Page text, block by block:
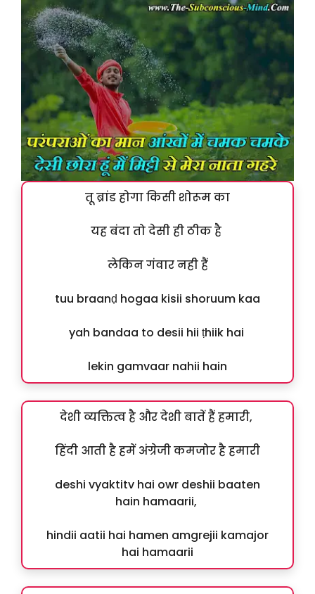
तू ब्रांड होगा किसी शोरूम का
यह बंदा तो देसी ही ठीक है
लेकिन गंवार नही हैं
tuu braanḍ hogaa kisii shoruum kaa
yah bandaa to desii hii ṭhiik hai
lekin gamvaar nahii hain
देशी व्यक्तित्व है और देशी बातें हैं हमारी,
हिंदी आती है हमें अंग्रेजी कमजोर है हमारी
deshi vyaktitv hai owr deshii baaten
hain hamaarii,
hindii aatii hai hamen amgrejii kamajor
hai hamaarii